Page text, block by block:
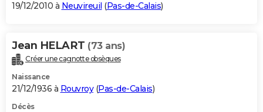
19/12/2010 à Neuvireuil (Pas-de-Calais)
Jean HELART (73 ans)
Créer une cagnotte obsèques
Naissance
21/12/1936 à Rouvroy(Pas-de-Calais)
Décès